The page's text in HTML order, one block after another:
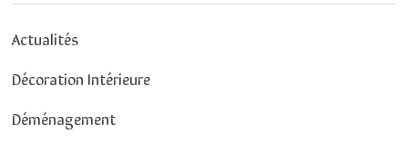
Actualités
Décoration Intérieure
Déménagement